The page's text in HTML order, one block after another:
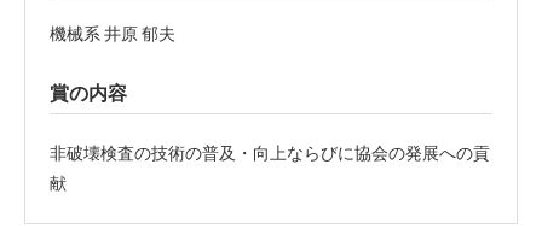
機械系 井原 郁夫
賞の内容
非破壊検査の技術の普及・向上ならびに協会の発展への貢
献